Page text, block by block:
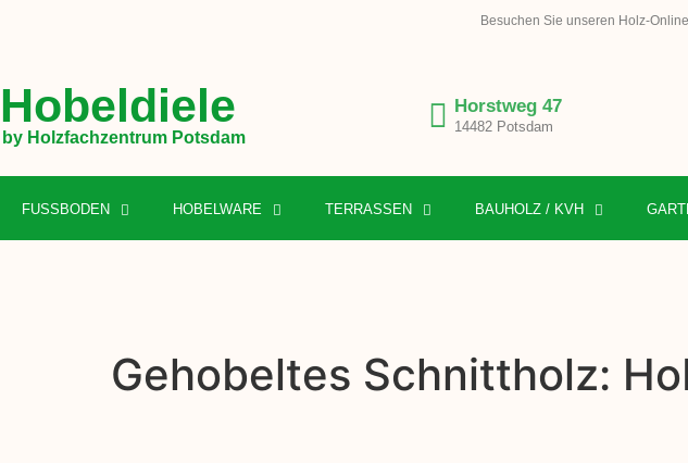
Besuchen Sie unseren Holz-
Hobeldiele
by Holzfachzentrum Potsdam
Horstweg 47
14482 Potsdam
FUSSBODEN HOBELWARE TERRASSEN BAUHOLZ / KVH
Gehobeltes Schnittholz: